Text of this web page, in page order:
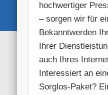
hochwertiger
– sorgen wir für
Bekanntwerden
Ihrer
auch Ihres
Interessiert an
Sorglos-Paket?